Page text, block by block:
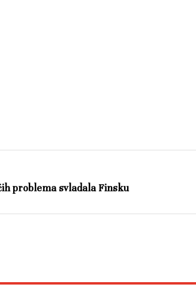
problema svladala Finsku